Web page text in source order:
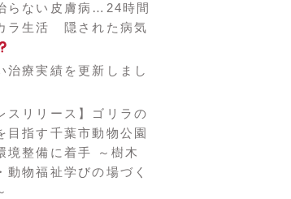
らない皮膚病…24時間
ラ生活 隠された病気
治療実績を更新しまし
スリリース】ゴリラの
目指す千葉市動物公園
境整備に着手 ～樹木
動物福祉学びの場づく